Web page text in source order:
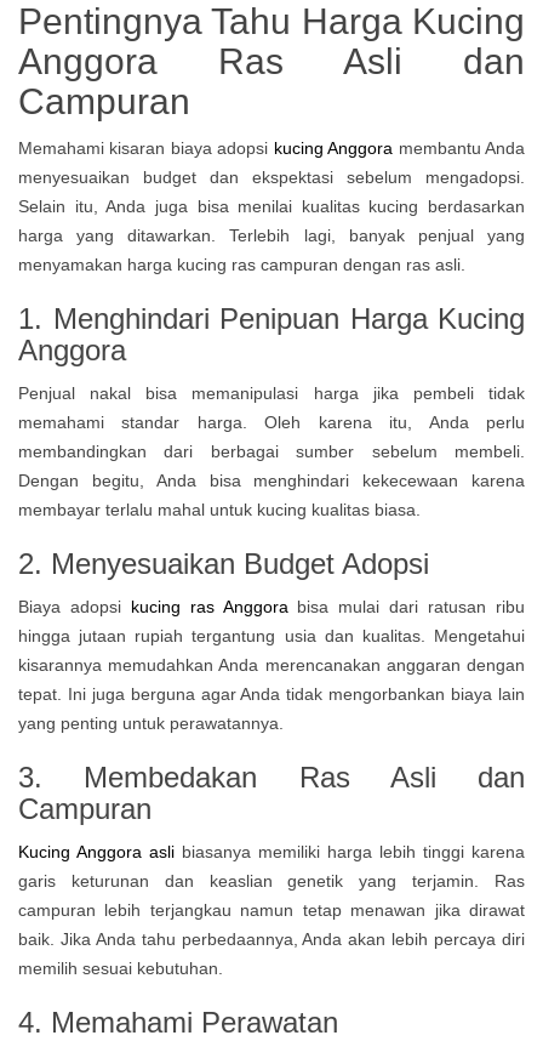
Pentingnya Tahu Harga Kucing
Anggora Ras Asli dan
Campuran
Memahami kisaran biaya adopsi kucing Anggora membantu Anda
menyesuaikan budget dan ekspektasi sebelum mengadopsi.
Selain itu, Anda juga bisa menilai kualitas kucing berdasarkan
harga yang ditawarkan. Terlebih lagi, banyak penjual yang
menyamakan harga kucing ras campuran dengan ras asli.
1. Menghindari Penipuan Harga Kucing
Anggora
Penjual nakal bisa memanipulasi harga jika pembeli tidak
memahami standar harga. Oleh karena itu, Anda perlu
membandingkan dari berbagai sumber sebelum membeli.
Dengan begitu, Anda bisa menghindari kekecewaan karena
membayar terlalu mahal untuk kucing kualitas biasa.
2. Menyesuaikan Budget Adopsi
Biaya adopsi kucing ras Anggorabisa mulai dari ratusan ribu
hingga jutaan rupiah tergantung usia dan kualitas. Mengetahui
kisarannya memudahkan Anda merencanakan anggaran dengan
tepat. Ini juga berguna agar Anda tidak mengorbankan biaya lain
yang penting untuk perawatannya.
3. Membedakan Ras Asli dan
Campuran
Kucing Anggora asli biasanya memiliki harga lebih tinggi karena
garis keturunan dan keaslian genetik yang terjamin. Ras
campuran lebih terjangkau namun tetap menawan jika dirawat
baik. Jika Anda tahu perbedaannya, Anda akan lebih percaya diri
memilih sesuai kebutuhan.
4. Memahami Perawatan